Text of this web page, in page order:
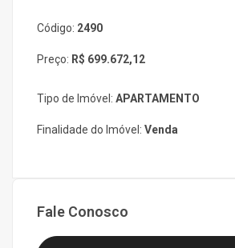
Código: 2490
Preço: R$ 699.672,12
Tipo de Imóvel: APARTAMENTO
Finalidade do Imóvel: Venda
Fale Conosco